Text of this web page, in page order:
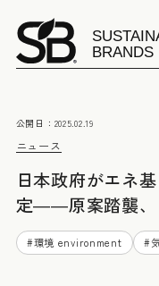
ニュース
公開日： 2025.02.19
日本政府がエネ
定――原案踏襲、
#環境 environment #